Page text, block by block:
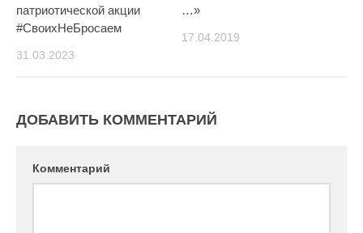
патриотической акции
#СвоихНеБросаем
31.03.2023
…»
17.04.2019
ДОБАВИТЬ КОММЕНТАРИЙ
Комментарий